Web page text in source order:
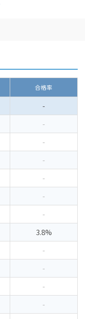
合格率
-
-
-
-
-
-
-
3.8%
-
-
-
-